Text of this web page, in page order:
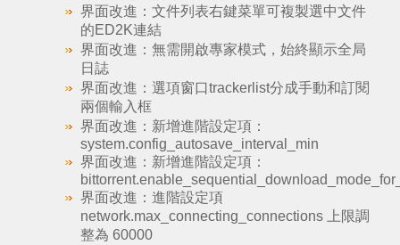
界面改進：文件列表右鍵菜單可複製選中文件
的ED2K連結
界面改進：無需開啟專家模式，始終顯示全局
日誌
界面改進：選項窗口trackerlist分成手動和訂閱
兩個輸入框
界面改進：新增進階設定項：
system.config_autosave_interval_min
界面改進：新增進階設定項：
界面改進：進階設定項
network.max_connecting_connections 上限調
整為 60000